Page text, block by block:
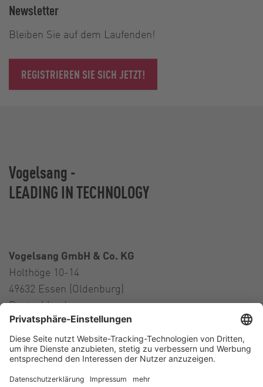
Newsletter
Bleiben Sie auf dem Laufenden!
REGISTRIEREN SIE SICH JETZT!
Vogelsang -
LEADING IN TECHNOLOGY
Vogelsang GmbH & Co. KG
Holthöge 10-14
49632 Essen (Oldenburg)
Deutschland
Kontakt
Tel.:+49 5434 83 0